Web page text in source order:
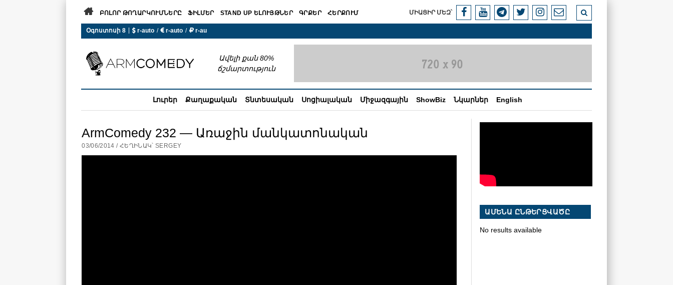
 ԲՈԼՈՐ ԹՈՂԱՐԿՈՒՄՆԵՐԸ ՖԻԼՄԵՐ STAND UP ԵԼՈՒՅԹՆԵՐ ԳՐՔԵՐ ՀԵՐՔՈՒՄ ՄԻԱՑԻՐ ՄԵԶ՝
Օգոստոսի 8 |  r-auto /  r-auto /  r-au
Ավելի քան 80%
ճշմարտություն
Լուրեր Քաղաքական Տնտեսական Սոցիալական Միջազգային ShowBiz Նկարներ English
ArmComedy 232 — Առաջին մանկատոնական
03/06/2014 / ՀԵՂԻՆԱԿ՝ SERGEY
ԱՄԵՆԱ ԸՆԹԵՐՑՎԱԾԸ
No results available